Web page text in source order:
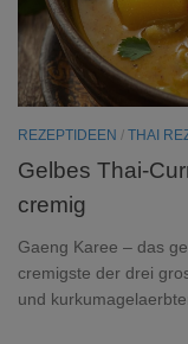
REZEPTIDEEN / THAI
Gelbes Thai-
cremig
Gaeng Karee – das
cremigste der drei
und